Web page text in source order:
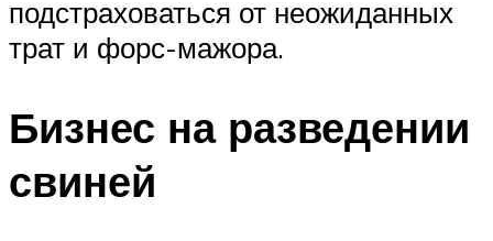
подстраховаться от неожиданных
трат и форс-мажора.
Бизнес на разведении
свиней